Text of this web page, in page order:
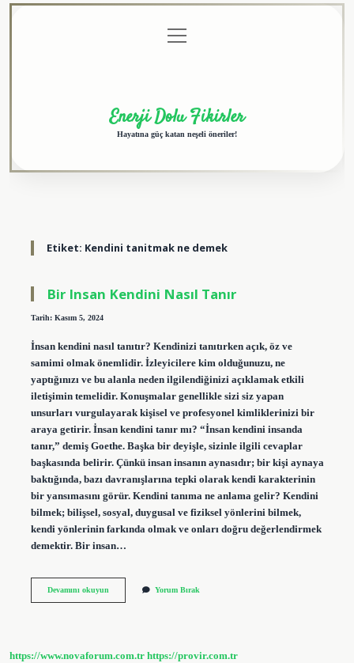
menüyü
aç
Enerji Dolu Fikirler
Hayatına güç katan neşeli öneriler!
Etiket: Kendini tanitmak ne demek
Bir Insan Kendini Nasıl Tanır
Tarih: Kasım 5, 2024
İnsan kendini nasıl tanıtır? Kendinizi tanıtırken açık, öz ve
samimi olmak önemlidir. İzleyicilere kim olduğunuzu, ne
yaptığınızı ve bu alanla neden ilgilendiğinizi açıklamak etkili
iletişimin temelidir. Konuşmalar genellikle sizi siz yapan
unsurları vurgulayarak kişisel ve profesyonel kimliklerinizi bir
araya getirir. İnsan kendini tanır mı? “İnsan kendini insanda
tanır,” demiş Goethe. Başka bir deyişle, sizinle ilgili cevaplar
başkasında belirir. Çünkü insan insanın aynasıdır; bir kişi aynaya
baktığında, bazı davranışlarına tepki olarak kendi karakterinin
bir yansımasını görür. Kendini tanıma ne anlama gelir? Kendini
bilmek; bilişsel, sosyal, duygusal ve fiziksel yönlerini bilmek,
kendi yönlerinin farkında olmak ve onları doğru değerlendirmek
demektir. Bir insan…
Devamını okuyunBir
Yorum Bırak
https://www.novaforum.com.tr https://provir.com.tr